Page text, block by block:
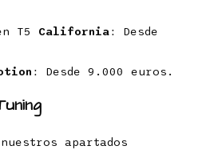
T5 California: Desde
: Desde 9.000 euros.
apartados